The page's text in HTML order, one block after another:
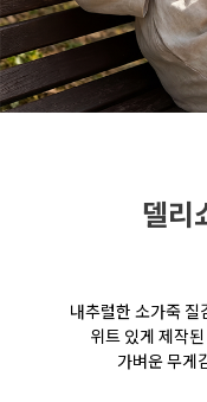
델리
내추럴한 소가죽 질
위트 있게 제작
가벼운 무게